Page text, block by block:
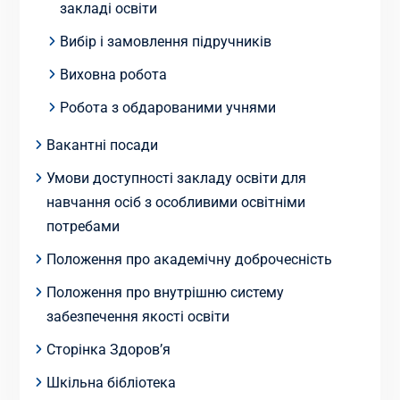
закладі освіти
Вибір і замовлення підручників
Виховна робота
Робота з обдарованими учнями
Вакантні посади
Умови доступності закладу освіти для
навчання осіб з особливими освітніми
потребами
Положення про академічну доброчесність
Положення про внутрішню систему
забезпечення якості освіти
Сторінка Здоров’я
Шкільна бібліотека